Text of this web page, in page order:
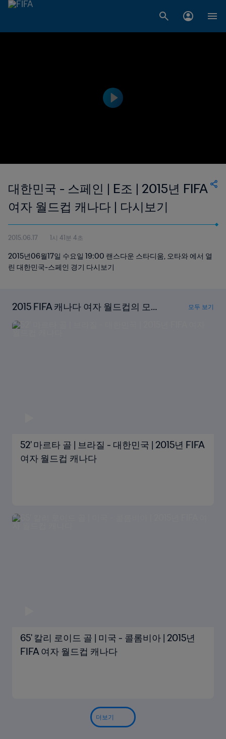
대한민국 - 스페인 | E조 | 2015년 FIFA
여자 월드컵 캐나다 | 다시보기
2015.06.17 1시 41분 4초
2015년06월17일 수요일 19:00 랜스다운 스타디움, 오타와 에서 열
린 대한민국-스페인 경기 다시보기
2015 FIFA 캐나다 여자 월드컵의 모든
골 다시보기
모두 보기
52' 마르타 골 | 브라질 - 대한민국 | 2015년 FIFA
여자 월드컵 캐나다
65' 칼리 로이드 골 | 미국 - 콜롬비아 | 2015년
FIFA 여자 월드컵 캐나다
더보기